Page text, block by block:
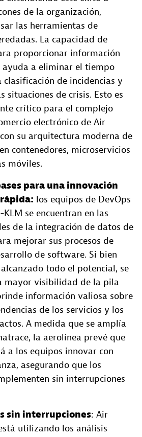
de la organización,
las herramientas de
La capacidad de
proporcionar información
a eliminar el tiempo
clasificación de incidencias y
situaciones de crisis. Esto es
crítico para el complejo
electrónico de Air
su arquitectura moderna de
contenedores, microservicios
móviles.
para una innovación
los equipos de DevOps
KLM se encuentran en las
de la integración de datos de
mejorar sus procesos de
de software. Si bien
todo el potencial, se
mayor visibilidad de la pila
información valiosa sobre
de los servicios y los
A medida que se amplía
la aerolínea prevé que
a los equipos innovar con
asegurando que los
sin interrupciones
sin interrupciones: Air
utilizando los análisis